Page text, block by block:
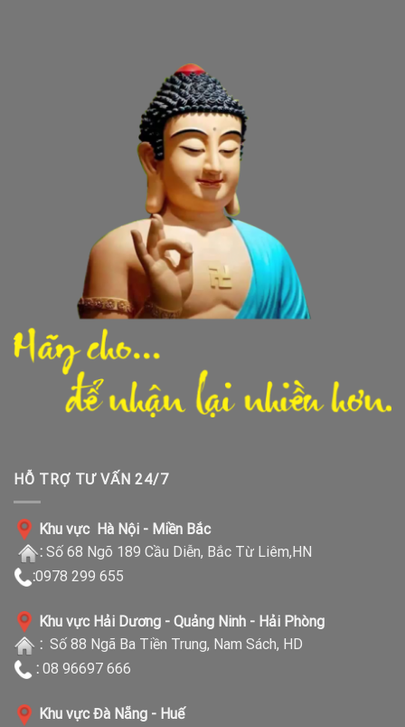
HỖ TRỢ TƯ VẤN 24/7
Khu vực Hà Nội - Miền Bắc
: Số 68 Ngõ 189 Cầu Diễn, Bắc Từ Liêm,HN
:0978 299 655
Khu vực Hải Dương - Quảng Ninh - Hải Phòng
: Số 88 Ngã Ba Tiền Trung, Nam Sách, HD
: 08 96697 666
Khu vực Đà Nẵng - Huế